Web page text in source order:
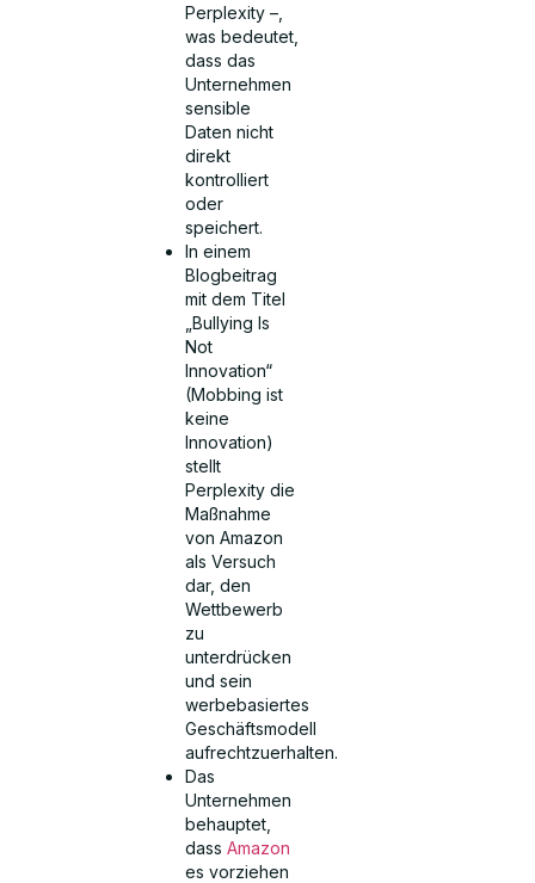
Perplexity –,
was bedeutet,
dass das
Unternehmen
sensible
Daten nicht
direkt
kontrolliert
oder
speichert.
In einem
Blogbeitrag
mit dem Titel
„Bullying Is
Not
Innovation“
(Mobbing ist
keine
Innovation)
stellt
Perplexity die
Maßnahme
von Amazon
als Versuch
dar, den
Wettbewerb
zu
unterdrücken
und sein
werbebasiertes
Geschäftsmodell
aufrechtzuerhalten.
Das
Unternehmen
behauptet,
dassAmazon
es vorziehen